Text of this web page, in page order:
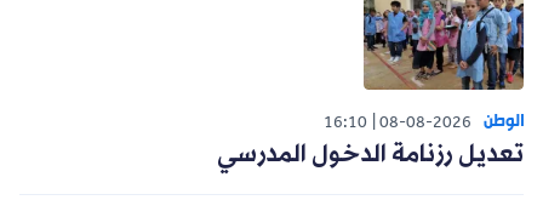
الوطن 08-08-2026
16:10
تعديل رزنامة الدخول المدرسي